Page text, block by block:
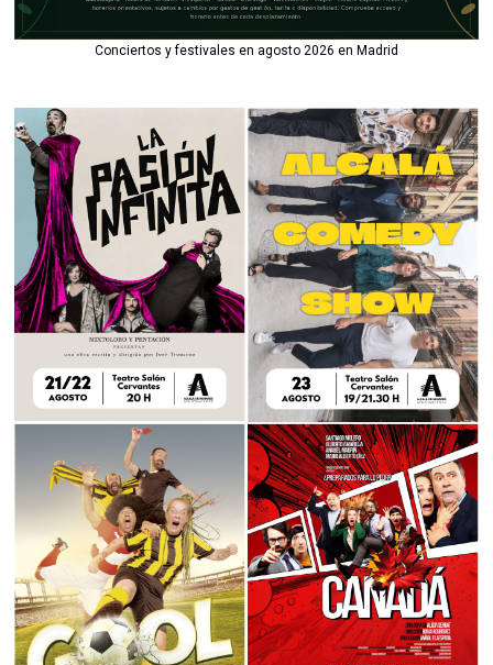
Conciertos y festivales en agosto 2026 en Madrid